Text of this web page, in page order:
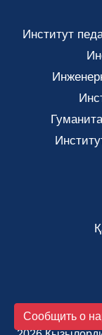
Институт
Сообщить о